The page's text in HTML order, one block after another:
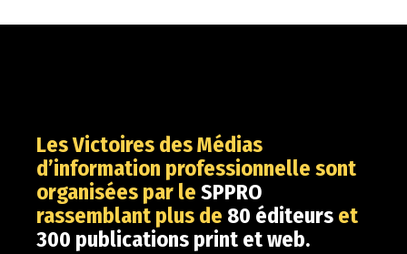
Les Victoires des Médias
d’information professionnelle sont
organisées par le SPPRO
rassemblant plus de 80 éditeurs et
300 publications print et web.